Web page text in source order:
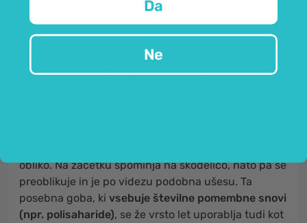
bogati azijske jedi.
(znanstvenoAuricularia auricularia-
judae), poznana tudi pod imenijudeževo uhoin
obliko. Na začetku spominja na skodelico, nato pa se
preoblikuje in je po videzu podobna ušesu. Ta
posebna goba, ki vsebuje številne pomembne snovi
(npr. polisaharide), se že vrsto let uporablja tudi kot
Da
Ne